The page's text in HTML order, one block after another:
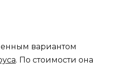
вариантом
. По стоимости она